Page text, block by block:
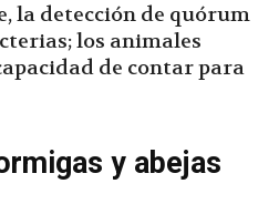
la detección de quórum
los animales
de contar para
y abejas